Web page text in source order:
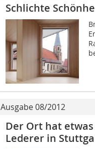
Schlichte
Ausgabe 08/2012
Der Ort hat
Lederer in